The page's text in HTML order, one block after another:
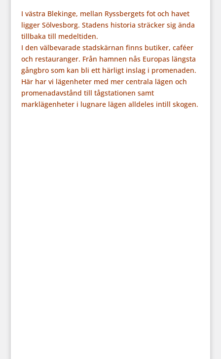
I västra Blekinge, mellan Ryssbergets fot och havet
ligger Sölvesborg. Stadens historia sträcker sig ända
tillbaka till medeltiden.
I den välbevarade stadskärnan finns butiker, caféer
och restauranger. Från hamnen nås Europas längsta
gångbro som kan bli ett härligt inslag i promenaden.
Här har vi lägenheter med mer centrala lägen och
promenadavstånd till tågstationen samt
marklägenheter i lugnare lägen alldeles intill skogen.